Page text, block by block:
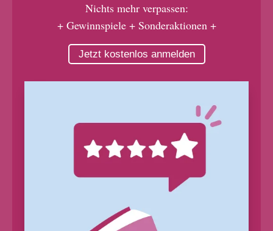
Nichts mehr verpassen:
+ Gewinnspiele + Sonderaktionen +
Jetzt kostenlos anmelden